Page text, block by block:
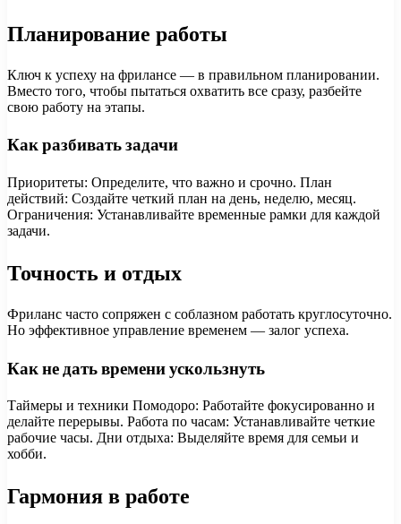
Планирование работы
Ключ к успеху на фрилансе — в правильном планировании.
Вместо того, чтобы пытаться охватить все сразу, разбейте
свою работу на этапы.
Как разбивать задачи
Приоритеты: Определите, что важно и срочно. План
действий: Создайте четкий план на день, неделю, месяц.
Ограничения: Устанавливайте временные рамки для каждой
задачи.
Точность и отдых
Фриланс часто сопряжен с соблазном работать круглосуточно.
Но эффективное управление временем — залог успеха.
Как не дать времени ускользнуть
Таймеры и техники Помодоро: Работайте фокусированно и
делайте перерывы. Работа по часам: Устанавливайте четкие
рабочие часы. Дни отдыха: Выделяйте время для семьи и
хобби.
Гармония в работе